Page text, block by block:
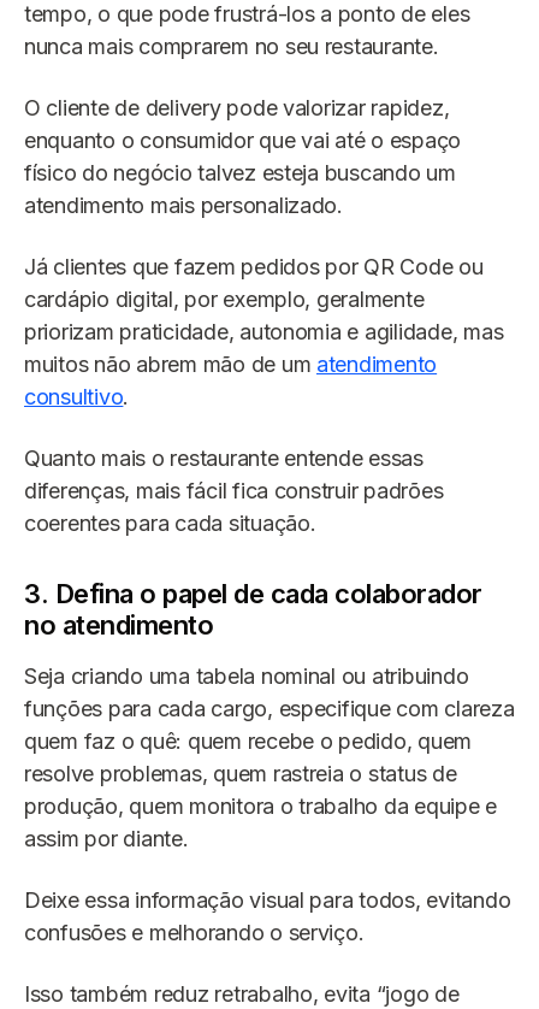
tempo, o que pode frustrá-los a ponto de eles
nunca mais comprarem no seu restaurante.
O cliente de delivery pode valorizar rapidez,
enquanto o consumidor que vai até o espaço
físico do negócio talvez esteja buscando um
atendimento mais personalizado.
Já clientes que fazem pedidos por QR Code ou
cardápio digital, por exemplo, geralmente
priorizam praticidade, autonomia e agilidade, mas
muitos não abrem mão de um atendimento
consultivo.
Quanto mais o restaurante entende essas
diferenças, mais fácil fica construir padrões
coerentes para cada situação.
3. Defina o papel de cada colaborador
no atendimento
Seja criando uma tabela nominal ou atribuindo
funções para cada cargo, especifique com clareza
quem faz o quê: quem recebe o pedido, quem
resolve problemas, quem rastreia o status de
produção, quem monitora o trabalho da equipe e
assim por diante.
Deixe essa informação visual para todos, evitando
confusões e melhorando o serviço.
Isso também reduz retrabalho, evita “jogo de